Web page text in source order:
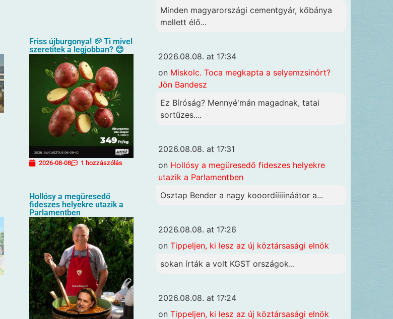
Friss újburgonya! 🥔 Ti mivel
szeretitek a legjobban? 😊
2026-08-08 1 hozzászólás
Hollósy a megüresedő
fideszes helyekre utazik a
Parlamentben
Minden magyarországi cementgyár, kőbánya
mellett élő...
2026.08.08. at 17:34
on Miskolc. Toca megkapta a selyemzsinórt?
Jön Bandesz
Ez Bíróság? Mennyé'mán magadnak, tatai
sortűzes....
2026.08.08. at 17:31
on Hollósy a megüresedő fideszes helyekre
utazik a Parlamentben
Osztap Bender a nagy kooordíiiiináátor a...
2026.08.08. at 17:26
on Tippeljen, ki lesz az új köztársasági elnök
sokan írták a volt KGST országok...
2026.08.08. at 17:24
on Tippeljen, ki lesz az új köztársasági elnök